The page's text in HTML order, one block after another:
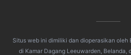
Situs web ini dimiliki dan dioperasikan oleh
di Kamar Dagang Leeuwarden, Belanda,